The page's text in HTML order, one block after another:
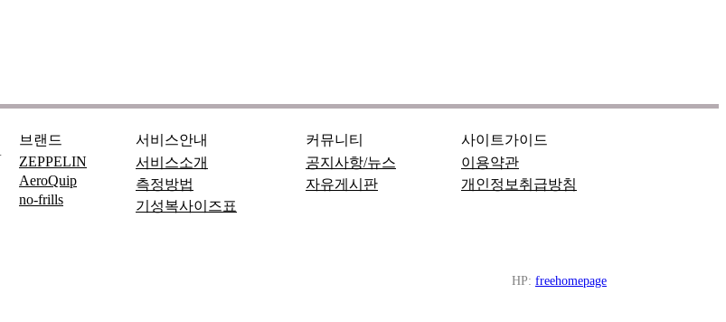
브랜드
ZEPPELIN
AeroQuip
no-frills
서비스안내
서비스소개
측정방법
기성복사이즈표
커뮤니티
공지사항/뉴스
자유게시판
사이트가이드
이용약관
개인정보취급방침
HP: freehomepage